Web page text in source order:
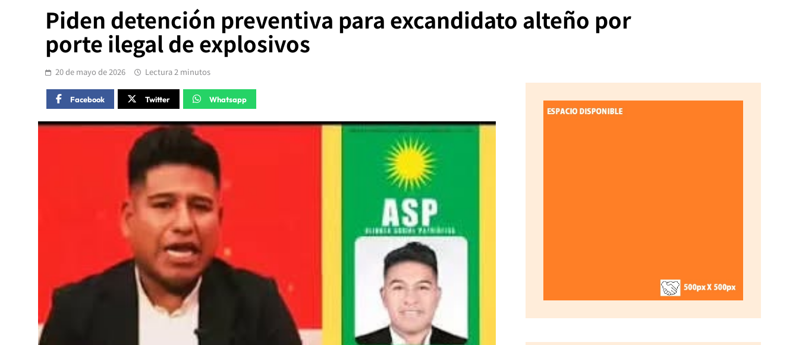
Piden detención preventiva para excandidato alteño por
porte ilegal de explosivos
20 de mayo de 2026 Lectura 2 minutos
Facebook Twitter Whatsapp